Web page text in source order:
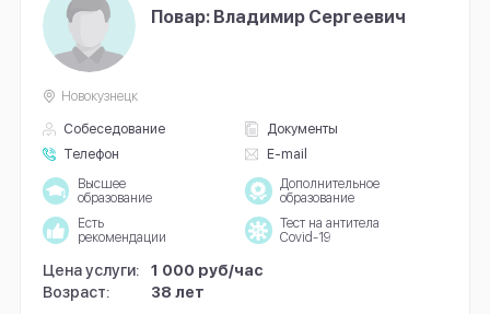
Повар: Владимир Сергеевич
Собеседование
Документы
Телефон
E-mail
Новокузнецк
Высшее
образование
Дополнительное
образование
Есть
рекомендации
Тест на антитела
Covid-19
Цена услуги:
1 000 руб/час
Возраст:
38 лет